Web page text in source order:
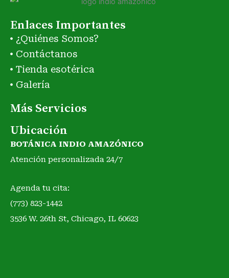
Enlaces Importantes
¿Quiénes Somos?
Contáctanos
Tienda esotérica
Galería
Más Servicios
Ubicación
BOTÁNICA INDIO AMAZÓNICO
Atención personalizada 24/7
Agenda tu cita:
(773) 823-1442
3536 W. 26th St, Chicago, IL 60623